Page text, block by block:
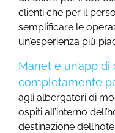
clienti che per il
semplificare le
un’esperienza più
Manet è un’app
completamente
agli albergatori di
ospiti all’interno
destinazione